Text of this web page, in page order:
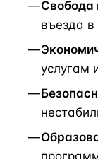
Свобода
въезда
услугам